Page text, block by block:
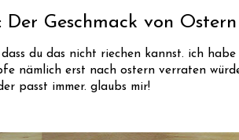
Geschmack von Ostern
du das nicht riechen kannst. ich
nämlich erst nach ostern verraten
passt immer. glaubs mir!